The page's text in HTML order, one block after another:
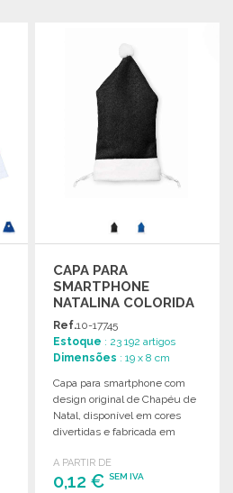
CAPA PARA
SMARTPHONE
NATALINA COLORIDA
Ref.10-17745
Estoque : 23 192 artigos
Dimensões : 19 x 8 cm
Capa para smartphone com
design original de Chapéu de
Natal, disponível em cores
divertidas e fabricada em
A PARTIR DE
0,12 €SEM IVA